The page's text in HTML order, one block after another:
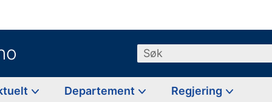
Søk
Departement Regjering